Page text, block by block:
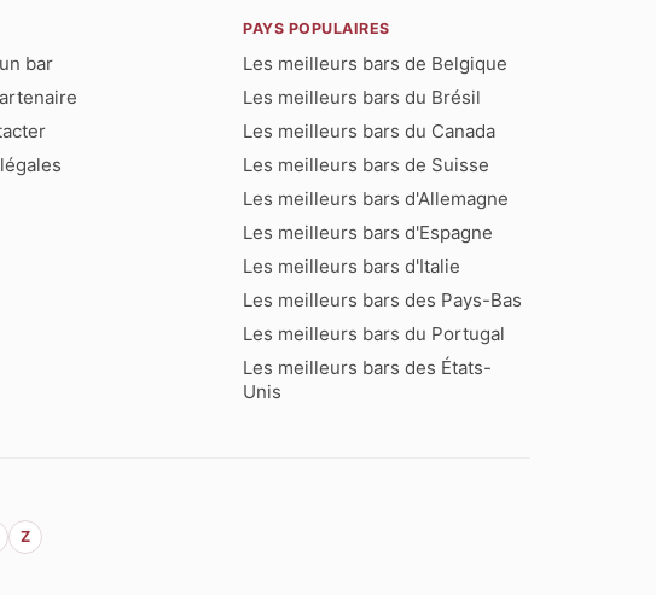
bar
PAYS POPULAIRES
Les meilleurs bars de Belgique
Les meilleurs bars du Brésil
Les meilleurs bars du Canada
Les meilleurs bars de Suisse
Les meilleurs bars d'Allemagne
Les meilleurs bars d'Espagne
Les meilleurs bars d'Italie
Les meilleurs bars des Pays-Bas
Les meilleurs bars du Portugal
Les meilleurs bars des États-
Unis
Z